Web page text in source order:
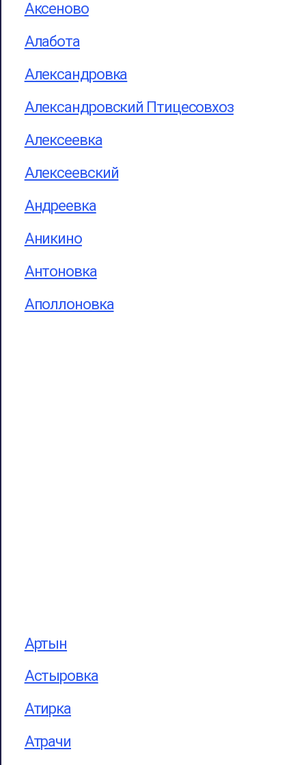
Аксеново
Алабота
Александровка
Александровский Птицесовхоз
Алексеевка
Алексеевский
Андреевка
Аникино
Антоновка
Аполлоновка
Артын
Астыровка
Атирка
Атрачи